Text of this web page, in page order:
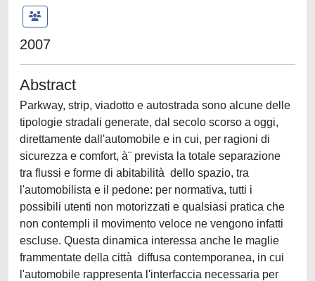
2007
Abstract
Parkway, strip, viadotto e autostrada sono alcune delle
tipologie stradali generate, dal secolo scorso a oggi,
direttamente dall'automobile e in cui, per ragioni di
sicurezza e comfort, à¨ prevista la totale separazione
tra flussi e forme di abitabilità dello spazio, tra
l'automobilista e il pedone: per normativa, tutti i
possibili utenti non motorizzati e qualsiasi pratica che
non contempli il movimento veloce ne vengono infatti
escluse. Questa dinamica interessa anche le maglie
frammentate della città diffusa contemporanea, in cui
l'automobile rappresenta l'interfaccia necessaria per